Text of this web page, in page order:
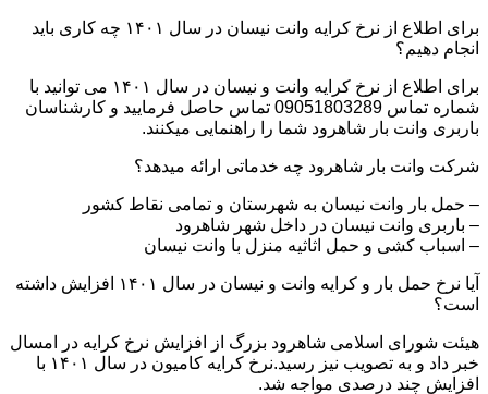
برای اطلاع از نرخ کرایه وانت نیسان در سال ۱۴۰۱ چه کاری باید
انجام دهیم؟
برای اطلاع از نرخ کرایه وانت و نیسان در سال ۱۴۰۱ می توانید با
شماره تماس 09051803289 تماس حاصل فرمایید و کارشناسان
باربری وانت بار شاهرود شما را راهنمایی میکنند.
شرکت وانت بار شاهرود چه خدماتی ارائه میدهد؟
– حمل بار وانت نیسان به شهرستان و تمامی نقاط کشور
– باربری وانت نیسان در داخل شهر شاهرود
– اسباب کشی و حمل اثاثیه منزل با وانت نیسان
آیا نرخ حمل بار و کرایه وانت و نیسان در سال ۱۴۰۱ افزایش داشته
است؟
هیئت شورای اسلامی شاهرود بزرگ از افزایش نرخ کرایه در امسال
خبر داد و به تصویب نیز رسید.نرخ کرایه کامیون در سال ۱۴۰۱ با
افزایش چند درصدی مواجه شد.